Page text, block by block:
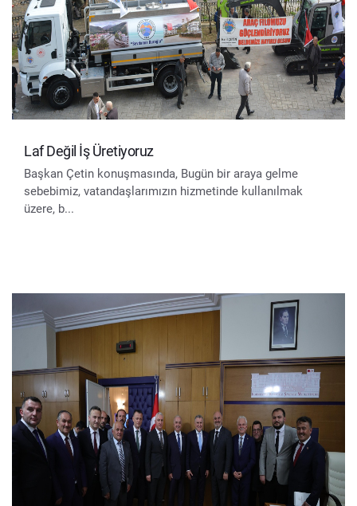
Laf Değil İş Üretiyoruz
Başkan Çetin konuşmasında, Bugün bir araya gelme
sebebimiz, vatandaşlarımızın hizmetinde kullanılmak
üzere, b...